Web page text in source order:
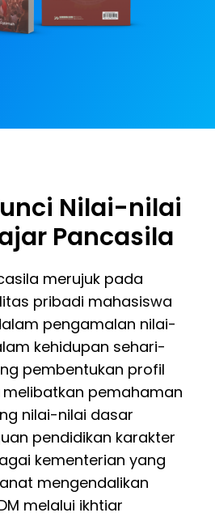
Nilai-nilai
Pancasila
merujuk pada
pribadi mahasiswa
pengamalan nilai-
kehidupan sehari-
pembentukan profil
melibatkan pemahaman
nilai-nilai dasar
pendidikan karakter
kementerian yang
mengendalikan
melalui ikhtiar